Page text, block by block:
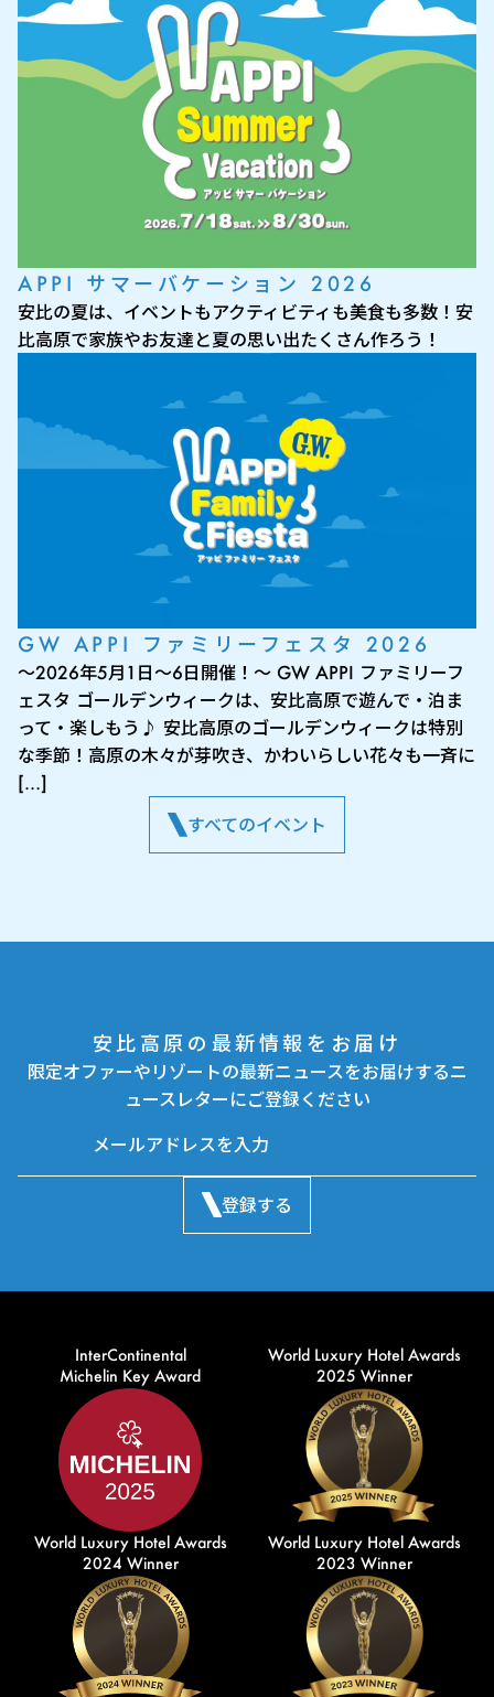
APPI サマーバケーション 2026
安比の夏は、イベントもアクティビティも美食も多数！安
比高原で家族やお友達と夏の思い出たくさん作ろう！
GW APPI ファミリーフェスタ 2026
～2026年5月1日～6日開催！～ GW APPI ファミリーフ
ェスタ ゴールデンウィークは、安比高原で遊んで・泊ま
って・楽しもう♪ 安比高原のゴールデンウィークは特別
な季節！高原の木々が芽吹き、かわいらしい花々も一斉に
[…]
すべてのイベント
安比高原の最新情報をお届け
限定オファーやリゾートの最新ニュースをお届けするニ
ュースレターにご登録ください
登録する
InterContinental
Michelin Key Award
World Luxury Hotel Awards
2025 Winner
World Luxury Hotel Awards
2024 Winner
World Luxury Hotel Awards
2023 Winner